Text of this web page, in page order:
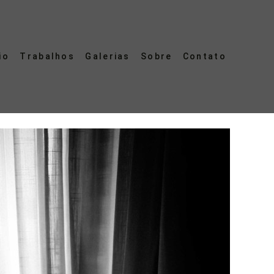
Trabalhos Galerias Sobre Contato